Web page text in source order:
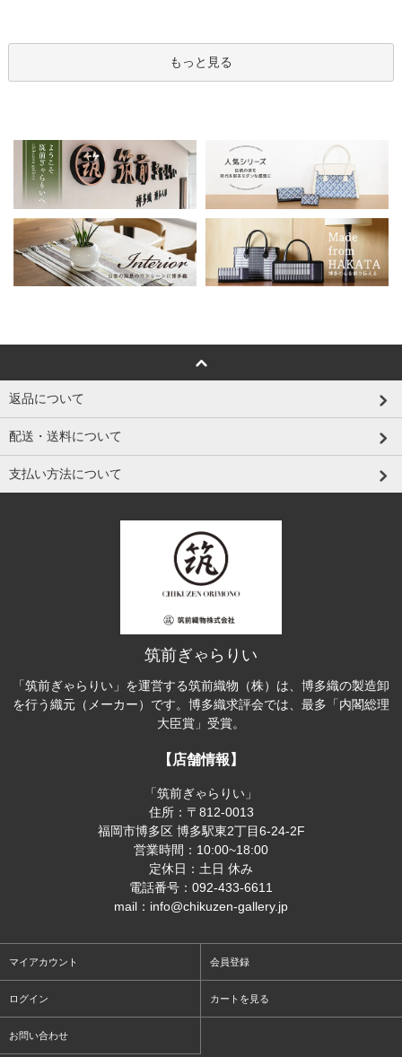
もっと見る
返品について
配送・送料について
支払い方法について
筑前ぎゃらりい
「筑前ぎゃらりい」を運営する筑前織物（株）は、博多織の製造卸
を行う織元（メーカー）です。博多織求評会では、最多「内閣総理
大臣賞」受賞。
【店舗情報】
「筑前ぎゃらりい」
住所：〒812-0013
福岡市博多区 博多駅東2丁目6-24-2F
営業時間：10:00~18:00
定休日：土日 休み
電話番号：092-433-6611
mail：info@chikuzen-gallery.jp
マイアカウント 会員登録
ログイン カートを見る
お問い合わせ